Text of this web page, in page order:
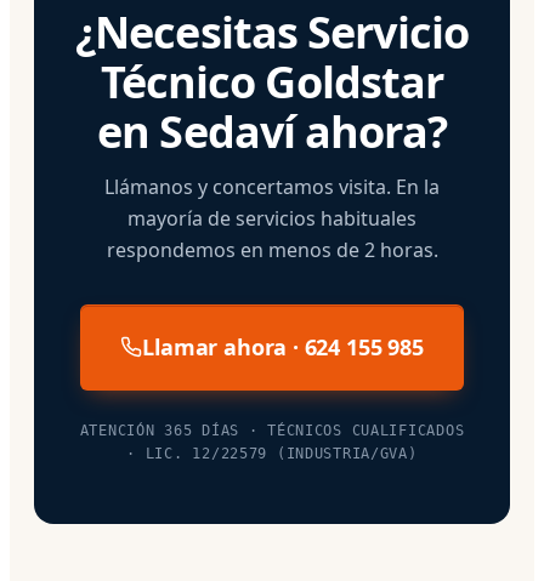
¿Necesitas Servicio
Técnico Goldstar
en Sedaví ahora?
Llámanos y concertamos visita. En la
mayoría de servicios habituales
respondemos en menos de 2 horas.
Llamar ahora · 624 155 985
ATENCIÓN 365 DÍAS · TÉCNICOS CUALIFICADOS
· LIC. 12/22579 (INDUSTRIA/GVA)